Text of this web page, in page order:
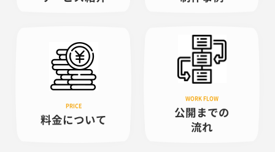
料金について
公開までの
流れ